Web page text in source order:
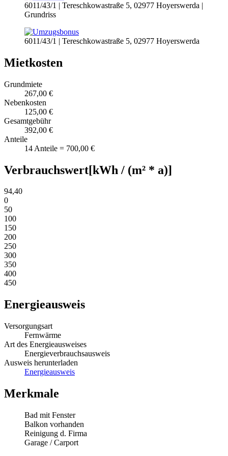
6011/43/1 | Tereschkowastraße 5, 02977 Hoyerswerda |
Grundriss
6011/43/1 | Tereschkowastraße 5, 02977 Hoyerswerda
Mietkosten
Grundmiete
267,00 €
Nebenkosten
125,00 €
Gesamtgebühr
392,00 €
Anteile
14 Anteile = 700,00 €
Verbrauchswert[kWh / (m² * a)]
94,40
0
50
100
150
200
250
300
350
400
450
Energieausweis
Versorgungsart
Fernwärme
Art des Energieausweises
Energieverbrauchsausweis
Ausweis herunterladen
Energieausweis
Merkmale
Bad mit Fenster
Balkon vorhanden
Reinigung d. Firma
Garage / Carport